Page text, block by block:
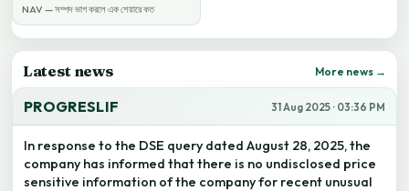
NAV — সম্পদ ভাগ করলে এক শেয়ারে কত
Latest news More news →
PROGRESLIF 31 Aug 2025 · 03:36 PM
In response to the DSE query dated August 28, 2025, the
company has informed that there is no undisclosed price
sensitive information of the company for recent unusual